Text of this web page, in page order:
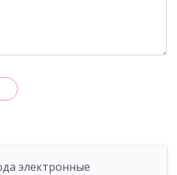
электронные